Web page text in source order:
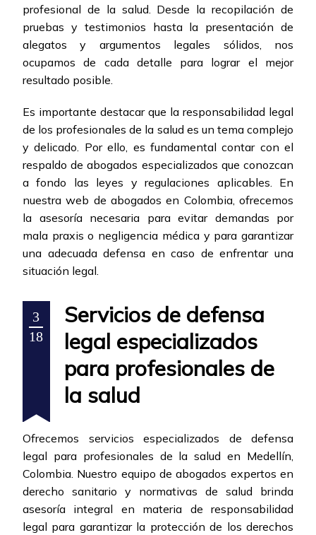
profesional de la salud. Desde la recopilación de
pruebas y testimonios hasta la presentación de
alegatos y argumentos legales sólidos, nos
ocupamos de cada detalle para lograr el mejor
resultado posible.
Es importante destacar que la responsabilidad legal
de los profesionales de la salud es un tema complejo
y delicado. Por ello, es fundamental contar con el
respaldo de abogados especializados que conozcan
a fondo las leyes y regulaciones aplicables. En
nuestra web de abogados en Colombia, ofrecemos
la asesoría necesaria para evitar demandas por
mala praxis o negligencia médica y para garantizar
una adecuada defensa en caso de enfrentar una
situación legal.
3
18
Servicios de defensa
legal especializados
para profesionales de
la salud
Ofrecemos servicios especializados de defensa
legal para profesionales de la salud en Medellín,
Colombia. Nuestro equipo de abogados expertos en
derecho sanitario y normativas de salud brinda
asesoría integral en materia de responsabilidad
legal para garantizar la protección de los derechos